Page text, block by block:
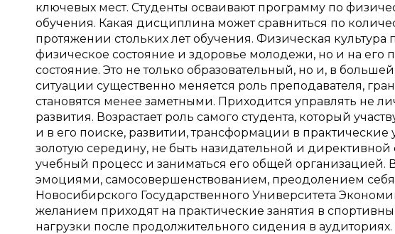
ключевых мест. Студенты осваивают программу по
обучения. Какая дисциплина может сравниться по
протяжении стольких лет обучения. Физическая
физическое состояние и здоровье молодежи, но и на его
состояние. Это не только образовательный, но и, в
ситуации существенно меняется роль преподавателя,
становятся менее заметными. Приходится управлять не
развития. Возрастает роль самого студента, который
и в его поиске, развитии, трансформации в
золотую середину, не быть назидательной и директивной
учебный процесс и заниматься его общей организацией.
эмоциями, самосовершенствованием, преодолением
Новосибирского Государственного Университета
желанием приходят на практические занятия в
нагрузки после продолжительного сидения в